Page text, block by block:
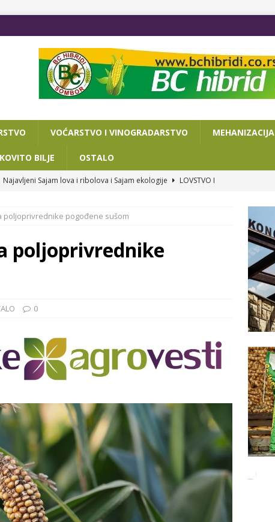
VOĆARSTVO I VINOGRADARSTVO MEHANIZACIJA
BILJE OSTALO
Najavljeni Sajam lova i ribolova i Sajam ekologije
LOVSTVO I
DANA DO POLJOPRIVREDNOG SAJMA
SPORAZUM O SARADNJI NOVOSADSKOG SAJMA I
ZA PRIVREDU I TURIZAM
poljoprivrednike pogođene sušom
poljoprivrednike
0